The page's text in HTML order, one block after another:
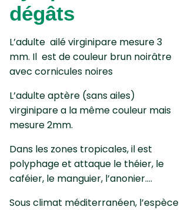
dégâts
L’adulte ailé virginipare mesure 3
mm. Il est de couleur brun noirâtre
avec cornicules noires
L’adulte aptère (sans ailes)
virginipare a la même couleur mais
mesure 2mm.
Dans les zones tropicales, il est
polyphage et attaque le théier, le
caféier, le manguier, l’anonier….
Sous climat méditerranéen, l’espèce